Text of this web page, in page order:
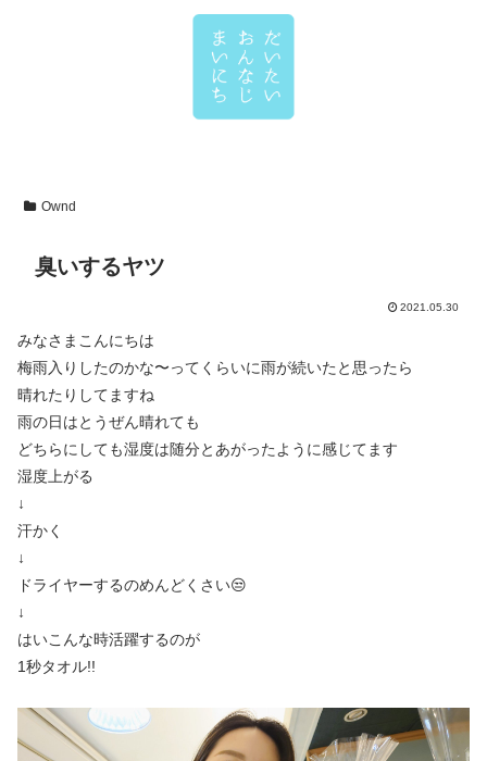
Ownd
臭いするヤツ
2021.05.30
みなさまこんにちは
梅雨入りしたのかな〜ってくらいに雨が続いたと思ったら
晴れたりしてますね
雨の日はとうぜん晴れても
どちらにしても湿度は随分とあがったように感じてます
湿度上がる
↓
汗かく
↓
ドライヤーするのめんどくさい😒
↓
はいこんな時活躍するのが
1秒タオル!!